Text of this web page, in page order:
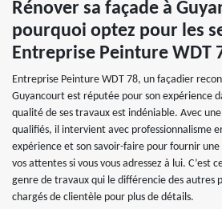
Rénover sa façade à
pourquoi optez pour les
Entreprise Peinture WDT
Entreprise Peinture WDT 78, un façadier
Guyancourt est réputée pour son expérience
qualité de ses travaux est indéniable. Avec
qualifiés, il intervient avec professionnalisme
expérience et son savoir-faire pour fournir
vos attentes si vous vous adressez à lui. C’est
genre de travaux qui le différencie des autres
chargés de clientèle pour plus de détails.